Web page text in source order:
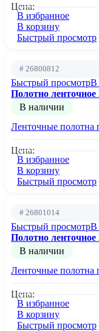
Цена:
В избранное
В корзину
Быстрый просмотр
# 26800812
Быстрый просмотрВ
Полотно
В наличии
Ленточные полотна
Цена:
В избранное
В корзину
Быстрый просмотр
# 26801014
Быстрый просмотрВ
Полотно
В наличии
Ленточные полотна
Цена:
В избранное
В корзину
Быстрый просмотр